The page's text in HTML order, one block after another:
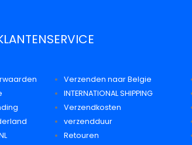
Verzenden naar Belgie
INTERNATIONAL SHIPPING
Verzendkosten
verzendduur
Retouren